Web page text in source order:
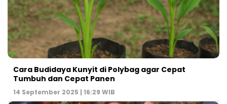
Cara Budidaya Kunyit di Polybag agar Cepat
Tumbuh dan Cepat Panen
14 September 2025 | 16:29 WIB